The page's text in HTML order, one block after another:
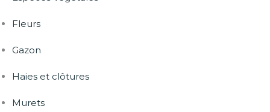
Fleurs
Gazon
Haies et clôtures
Murets